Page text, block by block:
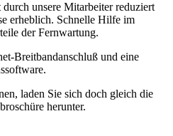
unsere Mitarbeiter reduziert
erheblich. Schnelle Hilfe im
der Fernwartung.
Breitbandanschluß und eine
laden Sie sich doch gleich die
herunter.